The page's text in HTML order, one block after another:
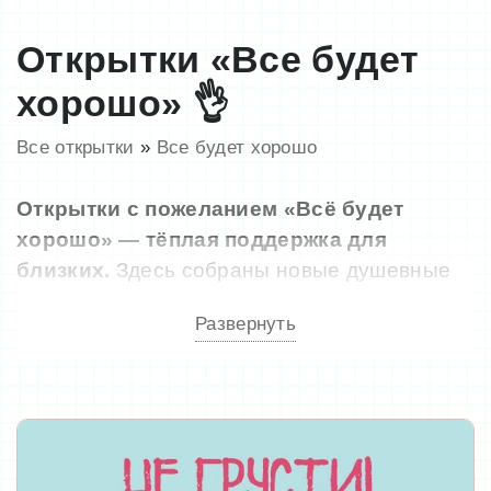
Открытки «Все будет
хорошо» 👌
Все открытки » Все будет хорошо
Открытки с пожеланием «Всё будет
хорошо» — тёплая поддержка для
близких. Здесь собраны новые душевные
и без регистрации. Поделитесь надеждой,
Коллекция обновляется ежедневно.
Развернуть